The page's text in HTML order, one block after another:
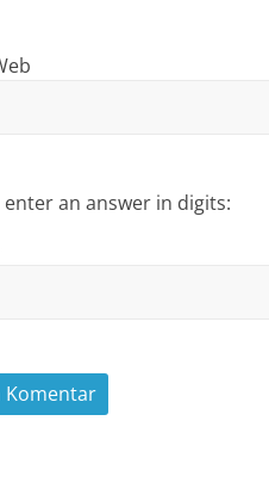
enter an answer in digits: